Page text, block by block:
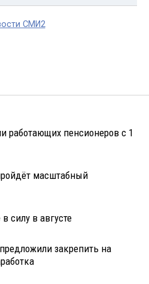
СМИ2
работающих пенсионеров с 1
масштабный
силу в августе
закрепить на